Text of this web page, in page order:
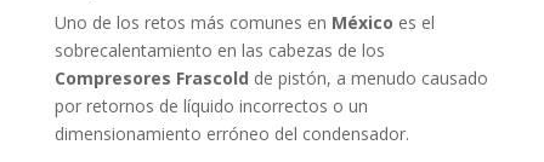
Uno de los retos más comunes en México es el
sobrecalentamiento en las cabezas de los
Compresores Frascold de pistón, a menudo causado
por retornos de líquido incorrectos o un
dimensionamiento erróneo del condensador.